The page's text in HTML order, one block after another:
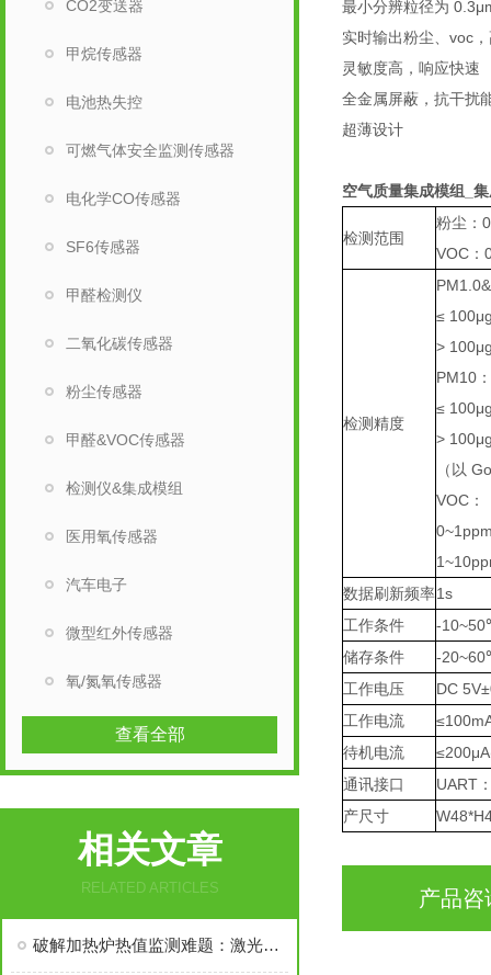
CO2变送器
甲烷传感器
电池热失控
可燃气体安全监测传感器
电化学CO传感器
SF6传感器
甲醛检测仪
二氧化碳传感器
粉尘传感器
甲醛&VOC传感器
检测仪&集成模组
医用氧传感器
汽车电子
微型红外传感器
氧/氮氧传感器
查看全部
相关文章
RELATED ARTICLES
破解加热炉热值监测难题：激光拉曼技术赋能武钢轧钢厂煤气热值精准监测
最小分辨粒径为
实时输出粉尘、voc
灵敏度高，响应快速
全金属屏蔽，抗干扰
超薄设计
空气质量集成模组_
检测范围
粉尘：
VOC：
检测精度
≤
>
PM10：
≤
>
（以
VOC：
数据刷新频率1s
工作条件
-
储存条件
-
工作电压
DC
工作电流
待机电流
通讯接口
UART
产尺寸
产品咨